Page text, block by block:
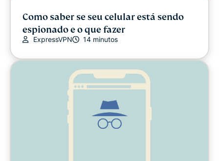
Como saber se seu celular está sendo
espionado e o que fazer
ExpressVPN 14 minutos